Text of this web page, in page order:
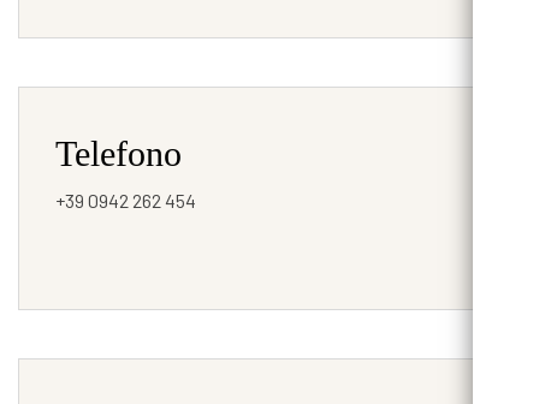
Telefono
+39 0942 262 454